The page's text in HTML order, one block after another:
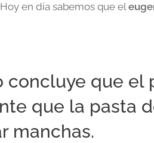
en día sabemos que el
concluye que el
que la pasta
manchas.